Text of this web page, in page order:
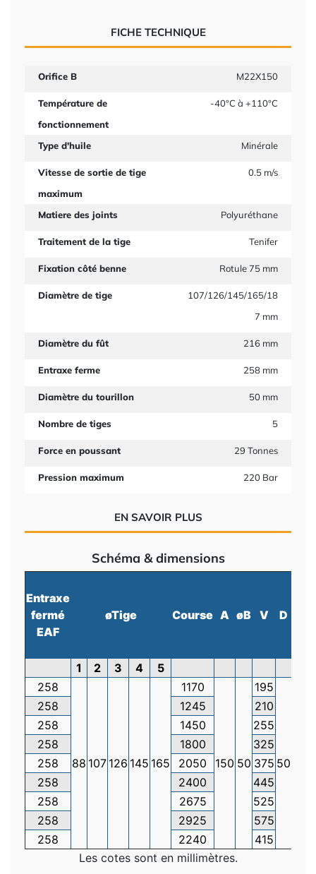
FICHE TECHNIQUE
Orifice B M22X150
Température de
fonctionnement
-40°C à +110°C
Type d'huile Minérale
Vitesse de sortie de tige
maximum
0.5 m/s
Matiere des joints Polyuréthane
Traitement de la tige Tenifer
Fixation côté benne Rotule 75 mm
Diamètre de tige
107/126/145/165/18
7 mm
Diamètre du fût 216 mm
Entraxe ferme 258 mm
Diamètre du tourillon 50 mm
Nombre de tiges 5
Force en poussant 29 Tonnes
Pression maximum 220 Bar
EN SAVOIR PLUS
Schéma & dimensions
Entraxe
fermé
EAF
øTige Course A øB V D
1 2 3 4 5
258
88 107 126 145 165
1170
150 50
195
50
258 1245
210
258
1450
255
258
1800
325
258
2050
375
258
2400
445
258
2675
525
258
2925
575
258
2240
415
Les cotes sont en millimètres.